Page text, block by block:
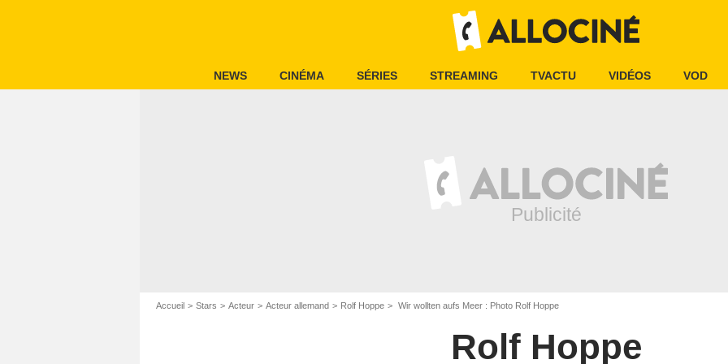
NEWS CINÉMA SÉRIES STREAMING TVACTU VIDÉOS VOD
Accueil Stars Acteur Acteur allemand Rolf Hoppe Wir wollten aufs Meer : Photo Rolf Hoppe
Rolf Hoppe